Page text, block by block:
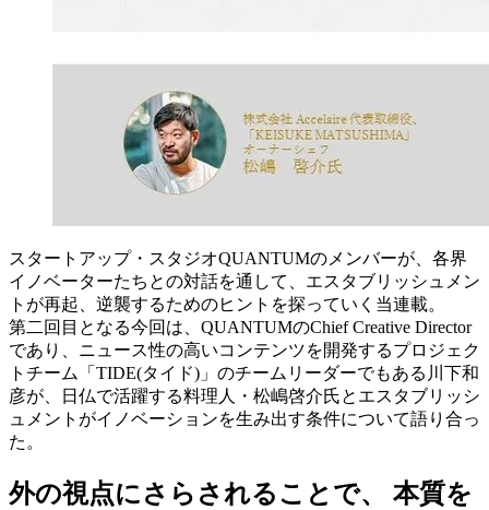
スタートアップ・スタジオQUANTUMのメンバーが、各界
イノベーターたちとの対話を通して、エスタブリッシュメン
トが再起、逆襲するためのヒントを探っていく当連載。
第二回目となる今回は、QUANTUMのChief Creative Director
であり、ニュース性の高いコンテンツを開発するプロジェク
トチーム「TIDE(タイド)」のチームリーダーでもある川下和
彦が、日仏で活躍する料理人・松嶋啓介氏とエスタブリッシ
ュメントがイノベーションを生み出す条件について語り合っ
た。
外の視点にさらされることで、 本質を